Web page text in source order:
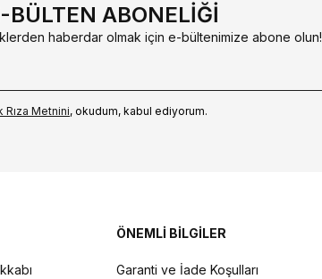
BÜLTEN ABONELIĞI
haberdar olmak için e-bültenimize abone olun!
Rıza Metni‌ni, okudum, kabul ediyorum.
ÖNEMLİ BİLGİLER
Garanti ve İade Koşulları